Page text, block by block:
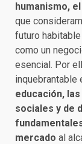
humanismo,
que
futuro
como un
esencial. Por
inquebrantable
educación,
sociales y de
mercado al